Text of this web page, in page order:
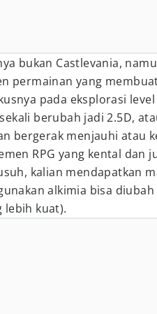
bukan Castlevania,
permainan yang
pada eksplorasi
berubah jadi 2.5D,
bergerak menjauhi atau
RPG yang kental dan
kalian mendapatkan
alkimia bisa
lebih kuat).